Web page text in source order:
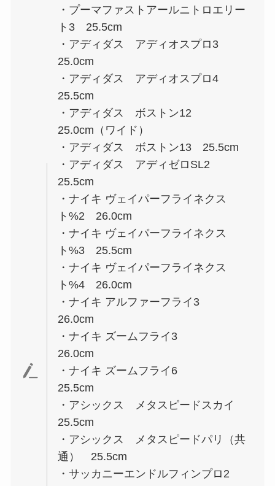
・プーマファストアールニトロエリー
ト3 25.5cm
・アディダス アディオスプロ3
25.0cm
・アディダス アディオスプロ4
25.5cm
・アディダス ボストン12
25.0cm（ワイド）
・アディダス ボストン13 25.5cm
・アディダス アディゼロSL2
25.5cm
・ナイキ ヴェイパーフライネクス
ト%2 26.0cm
・ナイキ ヴェイパーフライネクス
ト%3 25.5cm
・ナイキ ヴェイパーフライネクス
ト%4 26.0cm
・ナイキ アルファーフライ3
26.0cm
・ナイキ ズームフライ3
26.0cm
・ナイキ ズームフライ6
25.5cm
・アシックス メタスピードスカイ
25.5cm
・アシックス メタスピードパリ（共
通） 25.5cm
・サッカニーエンドルフィンプロ2